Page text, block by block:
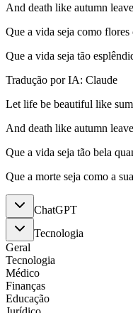
And death like autumn
Que a vida seja como flores
Que a vida seja tão
Tradução por IA: Claude
Let life be beautiful like
And death like autumn
Que a vida seja tão bela
Que a morte seja como a
ChatGPT
Tecnologia
Geral
Tecnologia
Médico
Finanças
Educação